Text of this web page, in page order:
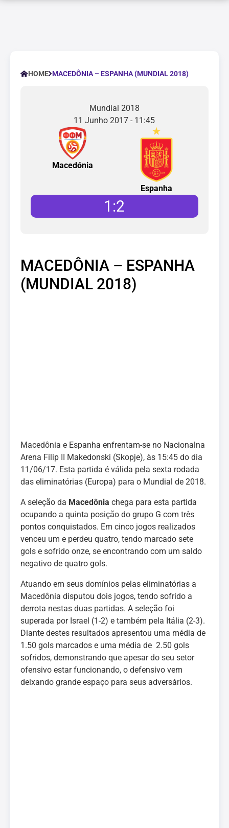
HOME MACEDÔNIA – ESPANHA (MUNDIAL 2018)
Mundial 2018
11 Junho 2017 - 11:45
Macedónia
Espanha
1 :2
MACEDÔNIA – ESPANHA
(MUNDIAL 2018)
Macedônia e Espanha enfrentam-se no Nacionalna
Arena Filip II Makedonski (Skopje), às 15:45 do dia
11/06/17. Esta partida é válida pela sexta rodada
das eliminatórias (Europa) para o Mundial de 2018.
A seleção da Macedônia chega para esta partida
ocupando a quinta posição do grupo G com três
pontos conquistados. Em cinco jogos realizados
venceu um e perdeu quatro, tendo marcado sete
gols e sofrido onze, se encontrando com um saldo
negativo de quatro gols.
Atuando em seus domínios pelas eliminatórias a
Macedônia disputou dois jogos, tendo sofrido a
derrota nestas duas partidas. A seleção foi
superada por Israel (1-2) e também pela Itália (2-3).
Diante destes resultados apresentou uma média de
1.50 gols marcados e uma média de 2.50 gols
sofridos, demonstrando que apesar do seu setor
ofensivo estar funcionando, o defensivo vem
deixando grande espaço para seus adversários.